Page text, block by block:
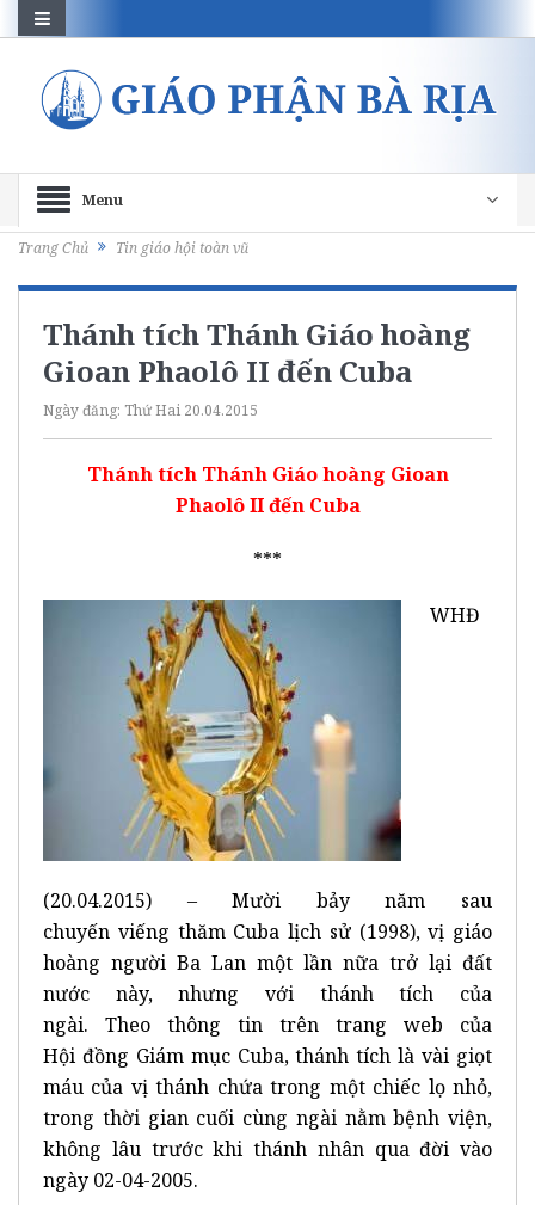
Menu
Trang Chủ Tin giáo hội toàn vũ
Thánh tích Thánh Giáo hoàng
Gioan Phaolô II đến Cuba
Ngày đăng: Thứ Hai 20.04.2015
Thánh tích Thánh Giáo hoàng Gioan
Phaolô II đến Cuba
***
WHĐ
(20.04.2015) – Mười bảy năm sau
chuyến viếng thăm Cuba lịch sử (1998), vị giáo
hoàng người Ba Lan một lần nữa trở lại đất
nước này, nhưng với thánh tích của
ngài. Theo thông tin trên trang web của
Hội đồng Giám mục Cuba, thánh tích là vài giọt
máu của vị thánh chứa trong một chiếc lọ nhỏ,
trong thời gian cuối cùng ngài nằm bệnh viện,
không lâu trước khi thánh nhân qua đời vào
ngày 02-04-2005.